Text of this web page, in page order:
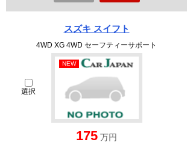
スズキ スイフト
4WD XG 4WD セーフティーサポート
選択
NEW
175 万円